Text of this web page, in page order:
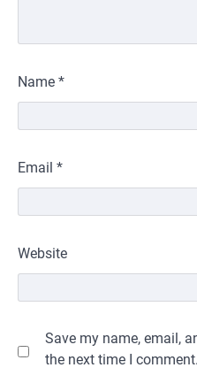
Name *
Email *
Website
Save my name, email,
the next time I comment.